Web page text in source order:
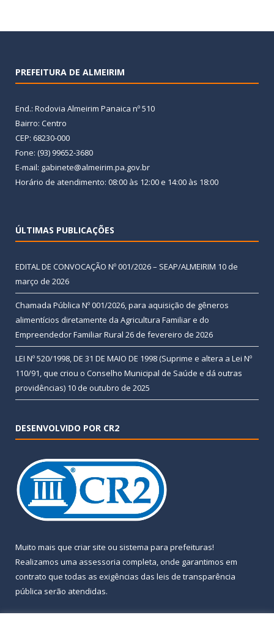
PREFEITURA DE ALMEIRIM
End.: Rodovia Almeirim Panaica nº 510
Bairro: Centro
CEP: 68230-000
Fone: (93) 99652-3680
E-mail: gabinete@almeirim.pa.gov.br
Horário de atendimento: 08:00 às 12:00 e 14:00 às 18:00
ÚLTIMAS PUBLICAÇÕES
EDITAL DE CONVOCAÇÃO Nº 001/2026 – SEAP/ALMEIRIM 10 de
março de 2026
Chamada Pública Nº 001/2026, para aquisição de gêneros
alimentícios diretamente da Agricultura Familiar e do
Empreendedor Familiar Rural 26 de fevereiro de 2026
LEI Nº 520/1998, DE 31 DE MAIO DE 1998 (Suprime e altera a Lei Nº
110/91, que criou o Conselho Municipal de Saúde e dá outras
providências) 10 de outubro de 2025
DESENVOLVIDO POR CR2
Muito mais que criar site ou sistema para prefeituras!
Realizamos uma assessoria completa, onde garantimos em
contrato que todas as exigências das leis de transparência
pública serão atendidas.